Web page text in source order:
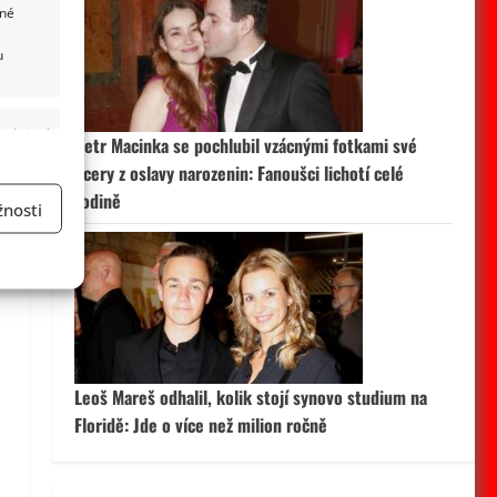
aktivní
Petr Macinka se pochlubil vzácnými fotkami své
dcery z oslavy narozenin: Fanoušci lichotí celé
rodině
Leoš Mareš odhalil, kolik stojí synovo studium na
Floridě: Jde o více než milion ročně